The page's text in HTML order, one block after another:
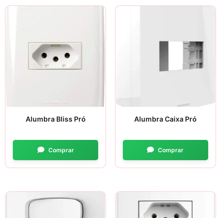
Alumbra Bliss Pró Alumbra Caixa Pró